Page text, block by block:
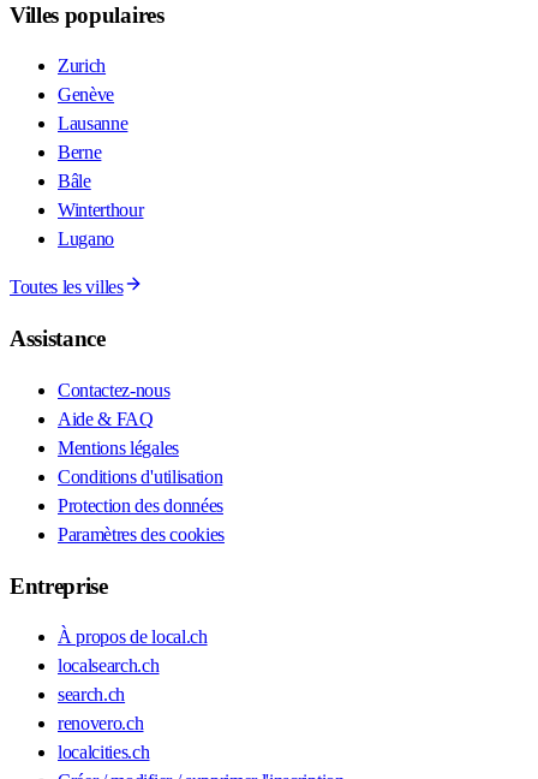
Villes populaires
Zurich
Genève
Lausanne
Berne
Bâle
Winterthour
Lugano
Toutes les villes
Assistance
Contactez-nous
Aide & FAQ
Mentions légales
Conditions d'utilisation
Protection des données
Paramètres des cookies
Entreprise
À propos de local.ch
localsearch.ch
search.ch
renovero.ch
localcities.ch